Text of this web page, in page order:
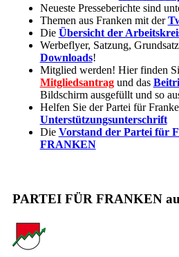
Neueste Presseberichte sind
Themen aus Franken mit der
Die Übersicht der
Werbeflyer, Satzung,
Downloads!
Mitglied werden! Hier finden
Mitgliedsantragund das
Bildschirm ausgefüllt und so
Helfen Sie der Partei für
Unterstützungsunterschrift
Die Vorstand der Partei für
FRANKEN
PARTEI FÜR FRANKEN